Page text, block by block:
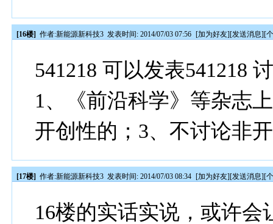
[16楼] 作者:新能源新科技3 发表时间: 2014/07/03 07:56 [加为好友][发送消息][
541218 可以发表541218
1、《前沿科学》等杂志
开创性的；3、不讨论非
[17楼] 作者:新能源新科技3 发表时间: 2014/07/03 08:34 [加为好友][发送消息][
16楼的实话实说，或许会